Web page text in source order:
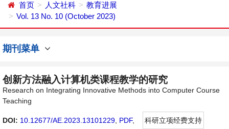
首页 人文社科
教育进展
Vol. 13 No. 10 (October 2023)
期刊菜单
创新方法融入计算机类课程教学的研究
Research on Integrating Innovative Methods into Computer Course
Teaching
DOI: 10.12677/AE.2023.13101229 PDF,
科研立项经费支持